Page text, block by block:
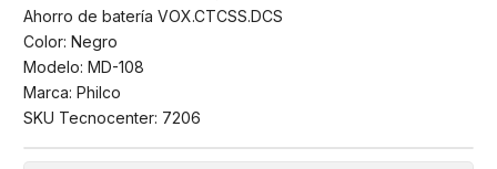
Ahorro de batería VOX.CTCSS.DCS
Color: Negro
Modelo: MD-108
Marca: Philco
SKU Tecnocenter: 7206